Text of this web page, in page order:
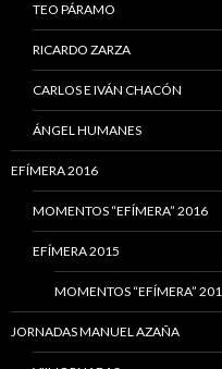
TEO PÁRAMO
RICARDO ZARZA
CARLOS E IVÁN CHACÓN
ÁNGEL HUMANES
EFÍMERA 2016
MOMENTOS “EFÍMERA” 2016
EFÍMERA 2015
MOMENTOS “EFÍMERA”
JORNADAS MANUEL AZAÑA